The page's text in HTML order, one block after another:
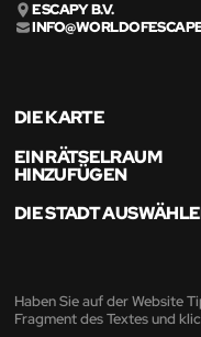
ESCAPY B.V.
DIE KARTE
EIN RÄTSELRAUM
HINZUFÜGEN
DIE STADT
Haben Sie auf der Website
Fragment des Textes und